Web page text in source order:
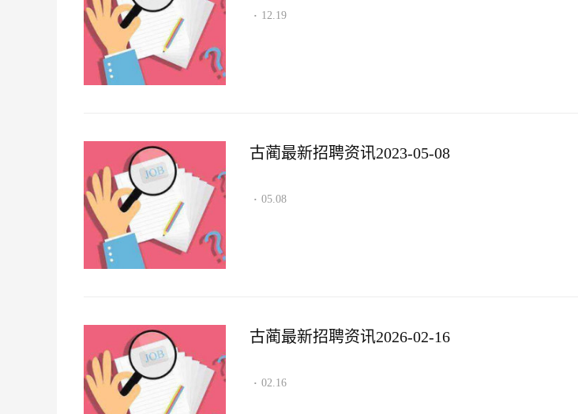
· 12.19
古蔺最新招聘资讯2023-05-08
· 05.08
古蔺最新招聘资讯2026-02-16
· 02.16